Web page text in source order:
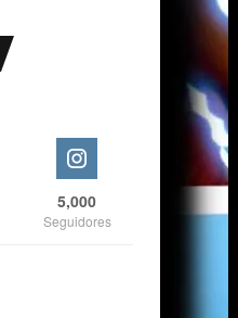
5,000
Seguidores